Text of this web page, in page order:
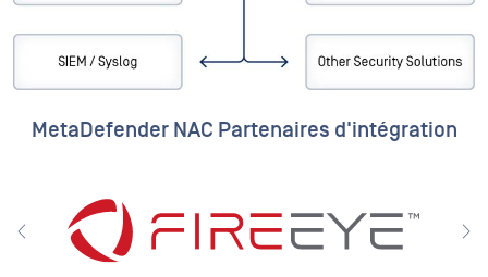
MetaDefender NAC Partenaires d'intégration